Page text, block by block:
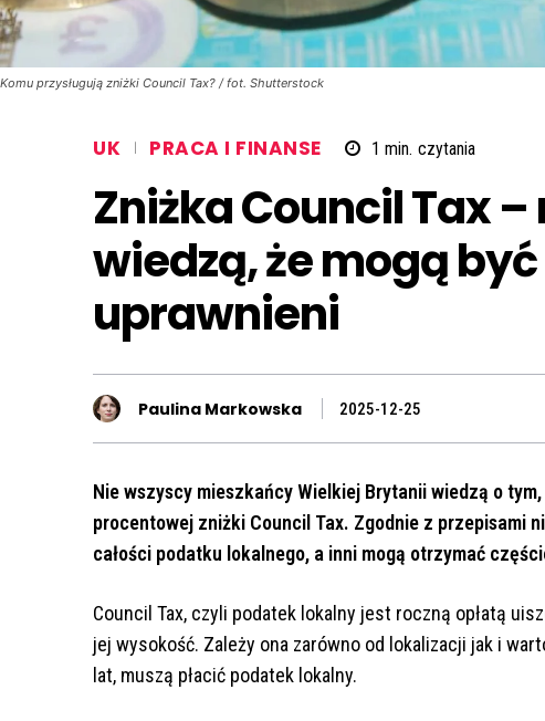
Komu przysługują zniżki Council Tax? / fot. Shutterstock
UK PRACA I FINANSE 1 min. czytania
Zniżka Council Tax
wiedzą, że mogą
uprawnieni
Paulina Markowska 2025-12-25
Nie wszyscy mieszkańcy Wielkiej Brytanii wiedzą o
procentowej zniżki Council Tax. Zgodnie z przepisami
całości podatku lokalnego, a inni mogą otrzymać
Council Tax, czyli podatek lokalny jest roczną opłatą
jej wysokość. Zależy ona zarówno od lokalizacji jak i
lat, muszą płacić podatek lokalny.